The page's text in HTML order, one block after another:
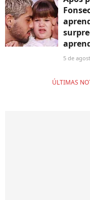
5 de
ÚLTIMAS